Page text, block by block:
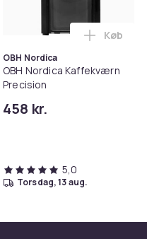
- PrimaDonna Elite
Arabica Quattro Force
OBH Nordica
OBH Nordica Kaffekværn
Precision
458 kr.
Læg
Køb
5,0
torsdag, 13 aug.